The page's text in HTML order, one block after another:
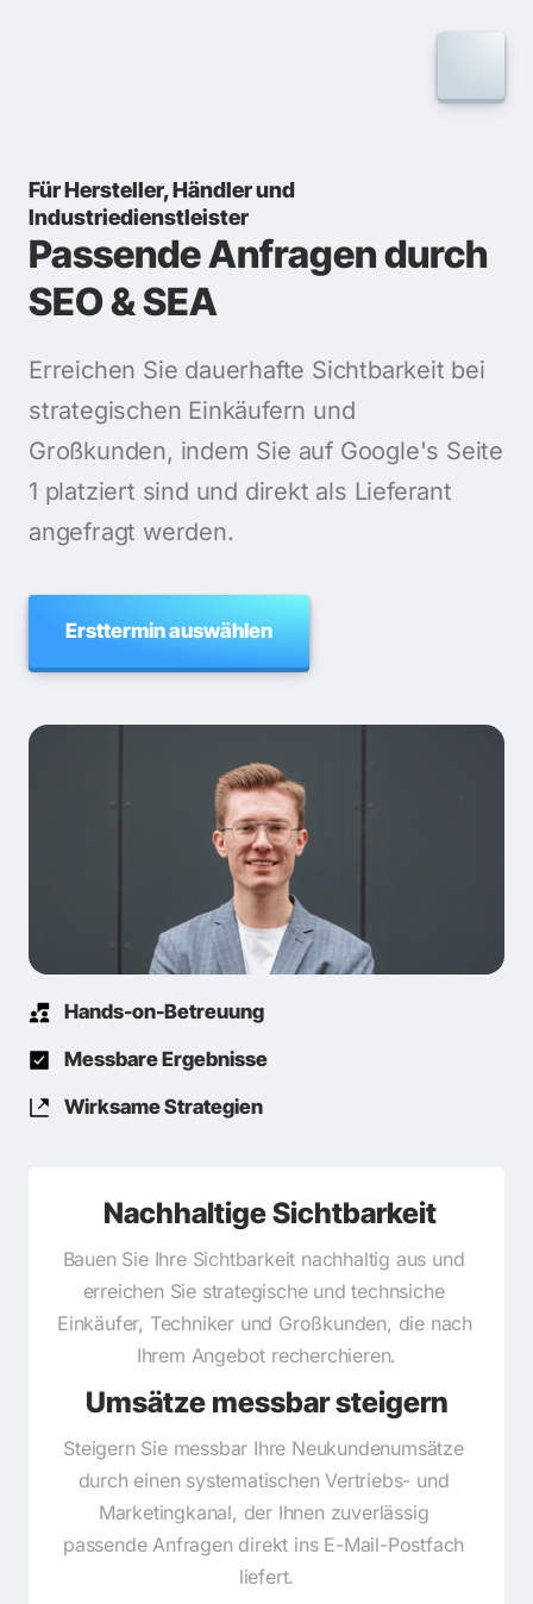
Für Hersteller, Händler und
Industriedienstleister
Passende Anfragen durch
SEO & SEA
Erreichen Sie dauerhafte Sichtbarkeit bei
strategischen Einkäufern und
Großkunden, indem Sie auf Google's Seite
1 platziert sind und direkt als Lieferant
angefragt werden.
Ersttermin auswählen
Hands-on-Betreuung
Messbare Ergebnisse
Wirksame Strategien
Nachhaltige Sichtbarkeit
Bauen Sie Ihre Sichtbarkeit nachhaltig aus und
erreichen Sie strategische und technsiche
Einkäufer, Techniker und Großkunden, die nach
Ihrem Angebot recherchieren.
Umsätze messbar steigern
Steigern Sie messbar Ihre Neukundenumsätze
durch einen systematischen Vertriebs- und
Marketingkanal, der Ihnen zuverlässig
passende Anfragen direkt ins E-Mail-Postfach
liefert.